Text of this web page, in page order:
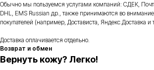
Обычно мы пользуемся услугами компаний: СДЕК,
DHL, EMS Russian др., также принимаются во
покупателей (например, Достависта, Яндекс.Доставка и
Доставка оплачивается отдельно.
Возврат и обмен
Вернуть кожу? Легко!